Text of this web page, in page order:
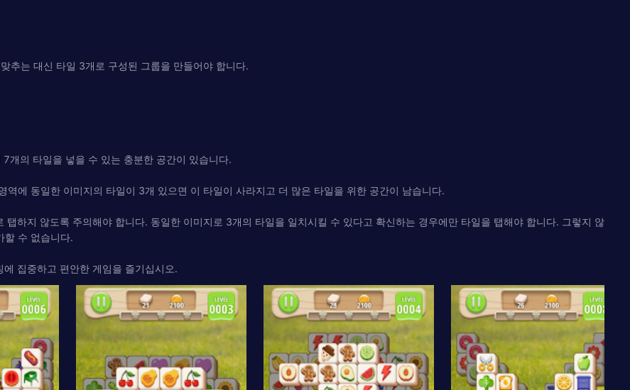
추는 대신 타일 3개로 구성된 그룹을 만들어야 합니다.
개의 타일을 넣을 수 있는 충분한 공간이 있습니다.
에 동일한 이미지의 타일이 3개 있으면 이 타일이 사라지고 더 많은 타일을 위한 공간이 남습니다.
하지 않도록 주의해야 합니다. 동일한 이미지로 3개의 타일을 일치시킬 수 있다고 확신하는 경우에만 타일을 탭해야 합니다. 그렇지 않
할 수 없습니다.
집중하고 편안한 게임을 즐기십시오.